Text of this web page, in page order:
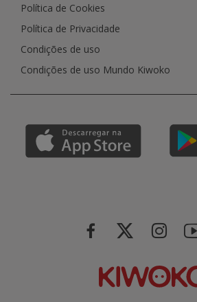
Política de Cookies
Política de Privacidade
Condições de uso
Condições de uso Mundo Kiwoko